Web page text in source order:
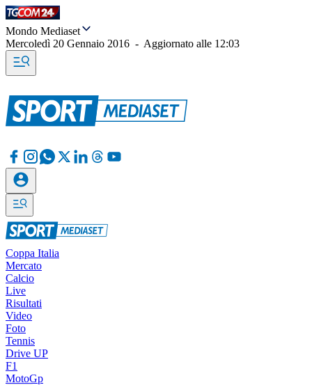
Mondo Mediaset
Mercoledì 20 Gennaio 2016 - Aggiornato alle 12:03
Coppa Italia
Mercato
Calcio
Live
Risultati
Video
Foto
Tennis
Drive UP
F1
MotoGp